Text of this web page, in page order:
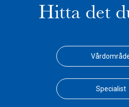
Hitta det
Specialist